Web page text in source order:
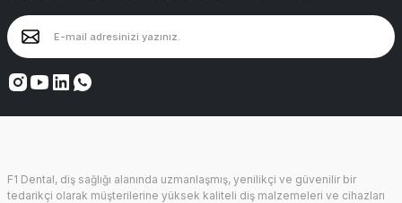
F1 Dental, diş sağlığı alanında uzmanlaşmış, yenilikçi ve güvenilir bir
tedarikçi olarak müşterilerine yüksek kaliteli diş malzemeleri ve cihazları